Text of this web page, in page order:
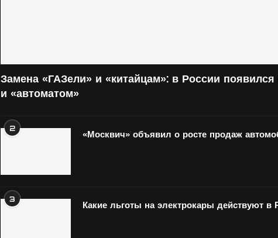
Замена «ГАЗели» и «китайцам»: в России
и «автоматом»
2
«Москвич» объявил о росте продаж
3
Какие льготы на электрокары действуют